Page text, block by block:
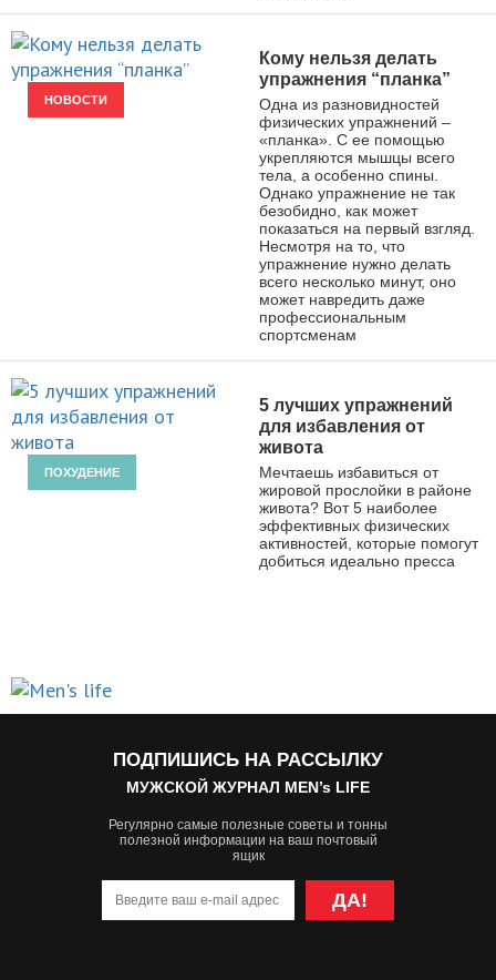
НОВОСТИ
Кому нельзя делать
упражнения “планка”
Одна из разновидностей
физических упражнений –
«планка». С ее помощью
укрепляются мышцы всего
тела, а особенно спины.
Однако упражнение не так
безобидно, как может
показаться на первый взгляд.
Несмотря на то, что
упражнение нужно делать
всего несколько минут, оно
может навредить даже
профессиональным
спортсменам
ПОХУДЕНИЕ
5 лучших упражнений
для избавления от
живота
Мечтаешь избавиться от
жировой прослойки в районе
живота? Вот 5 наиболее
эффективных физических
активностей, которые помогут
добиться идеально пресса
ПОДПИШИСЬ НА РАССЫЛКУ
МУЖСКОЙ ЖУРНАЛ MEN’s LIFE
Регулярно самые полезные советы и тонны
полезной информации на ваш почтовый
ящик
ДА!